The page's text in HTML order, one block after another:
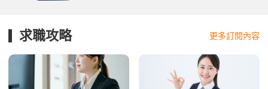
求職攻略 更多訂閱內容